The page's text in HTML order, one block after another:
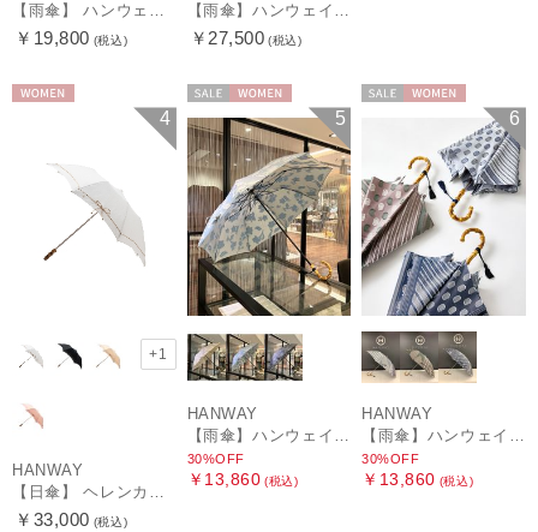
【雨傘】 ハンウェイ （HANWAY） Couturier クチュリエ 長傘 日本製
￥19,800 (税込)
【雨傘】ハンウェイ （HANWAY ）真田耳（サナダミミ）長傘 日本製 カーボン骨
￥27,500 (税込)
4
+1
HANWAY
￥33,000 (税込)
5
HANWAY
30%OFF
￥13,860 (税込)
6
HANWAY
30%OFF
￥13,860 (税込)